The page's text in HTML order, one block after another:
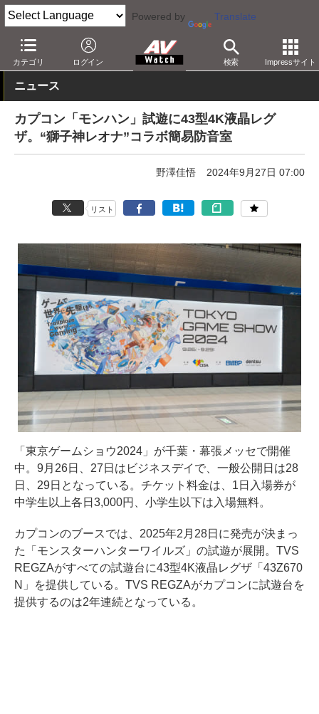
Powered by Translate
カテゴリ ログイン 検索 Impressサイト
AV Watch イベント
ニュース
カプコン「モンハン」試遊に43型4K液晶レグ
ザ。“獅子神レオナ”コラボ簡易防音室
野澤佳悟 2024年9月27日 07:00
リスト
「東京ゲームショウ2024」が千葉・幕張メッセで開催
中。9月26日、27日はビジネスデイで、一般公開日は28
日、29日となっている。チケット料金は、1日入場券が
中学生以上各日3,000円、小学生以下は入場無料。
カプコンのブースでは、2025年2月28日に発売が決まっ
た「モンスターハンターワイルズ」の試遊が展開。TVS
REGZAがすべての試遊台に43型4K液晶レグザ「43Z670
N」を提供している。TVS REGZAがカプコンに試遊台を
提供するのは2年連続となっている。